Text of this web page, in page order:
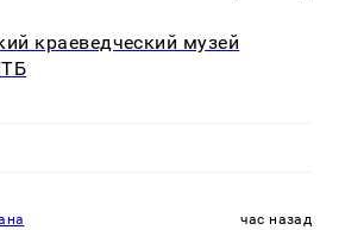
краеведческий музей
час назад